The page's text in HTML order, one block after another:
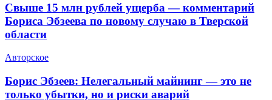
Свыше 15 млн рублей ущерба — комментарий
Бориса Эбзеева по новому случаю в Тверской
области
Авторское
Борис Эбзеев: Нелегальный майнинг — это не
только убытки, но и риски аварий